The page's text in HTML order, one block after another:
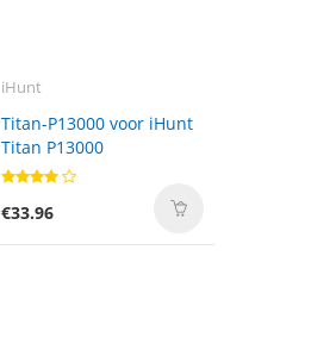
iHunt
Titan-P13000 voor iHunt
Titan P13000
€33.96